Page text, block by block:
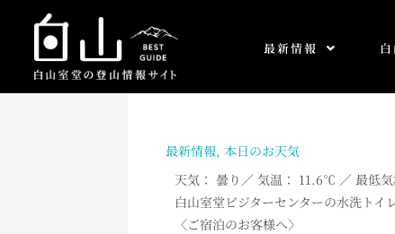
最新情報
最新情報, 本日のお天気
天気： 曇り／ 気温： 11.6℃ ／ 最低
白山室堂ビジターセンターの水洗トイ
〈ご宿泊のお客様へ〉